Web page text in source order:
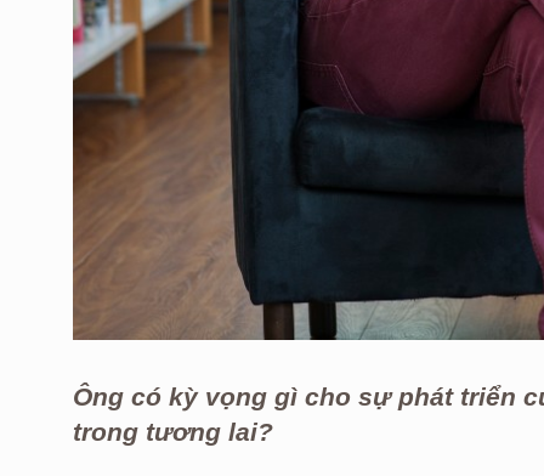
Ông có kỳ vọng gì cho sự phát triển
trong tương lai?